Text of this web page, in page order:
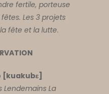
fertile, porteuse
Les 3 projets
fête et la lutte.
[kuakubɛ]
Lendemains La